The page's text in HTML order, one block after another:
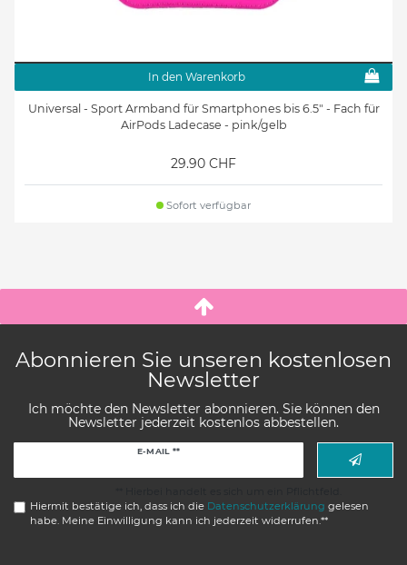
In den Warenkorb
Universal - Sport Armband für Smartphones bis 6.5" - Fach für
AirPods Ladecase - pink/gelb
29.90 CHF
Sofort verfügbar
Abonnieren Sie unseren kostenlosen
Newsletter
Ich möchte den Newsletter abonnieren. Sie können den
Newsletter jederzeit kostenlos abbestellen.
E-MAIL **
Hiermit bestätige ich, dass ich die Daten­schutz­erklärung gelesen
habe. Meine Einwilligung kann ich jederzeit widerrufen.**